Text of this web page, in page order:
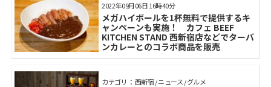
メガハイボールを1杯無料で提供するキ
ャンペーンも実施！ カフェ BEEF
KITCHEN STAND 西新宿店などでターバ
ンカレーとのコラボ商品を販売
2022年09月06日 16時40分
カテゴリ： 西新宿 / ニュース / グルメ